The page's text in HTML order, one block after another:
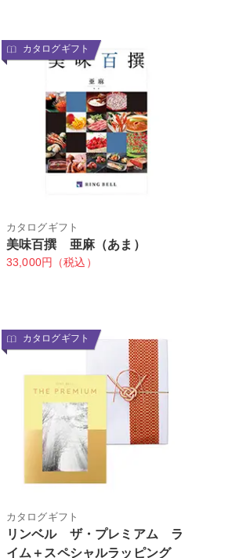
カタログギフト
カタログギフト
美味百撰 亜麻（あま）
33,000円（税込）
カタログギフト
カタログギフト
リンベル ザ・プレミアム ラ
イム＋スペシャルラッピング